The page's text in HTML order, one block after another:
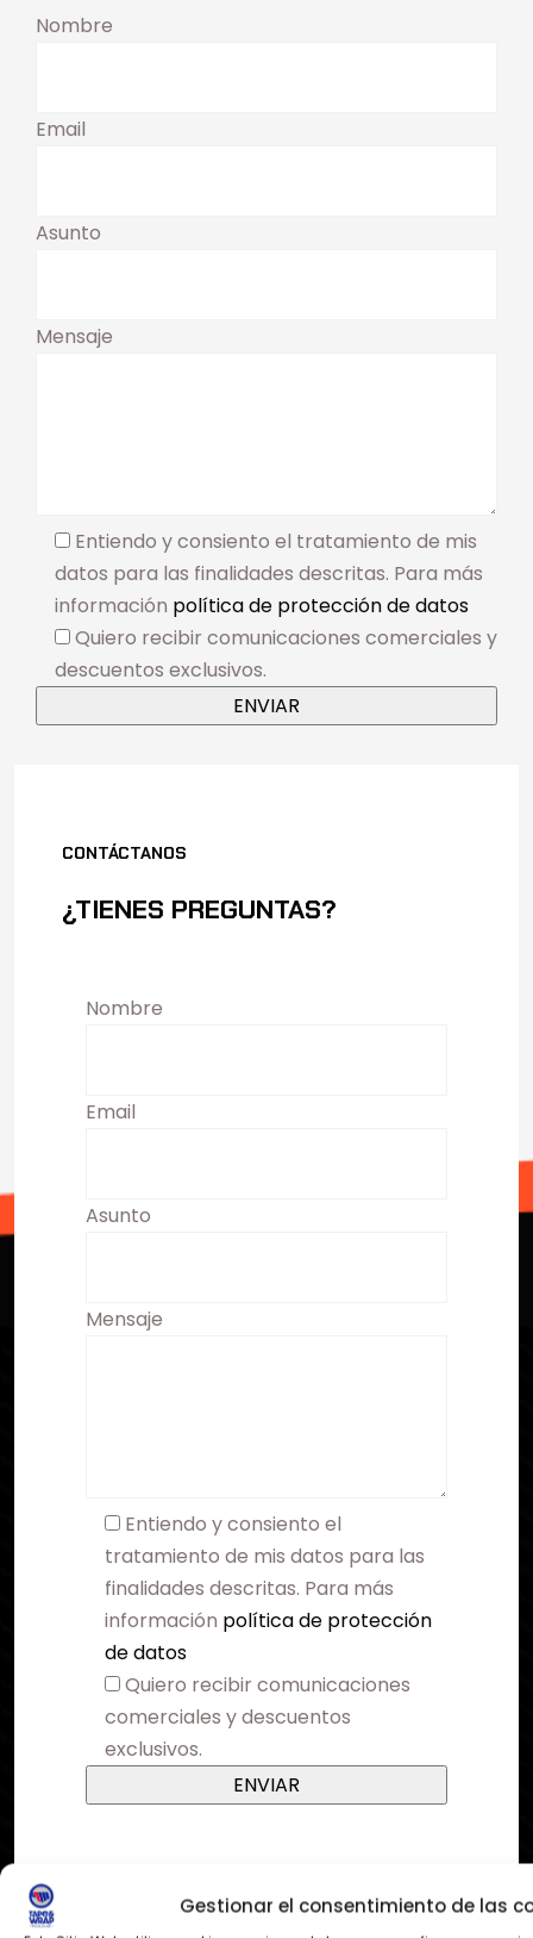
Gestionar el consentimiento de las
Nombre
Email
Asunto
Mensaje
Entiendo y consiento el tratamiento de mis
datos para las finalidades descritas. Para más
información política de protección de datos
Quiero recibir comunicaciones comerciales y
descuentos exclusivos.
CONTÁCTANOS
¿TIENES PREGUNTAS?
Nombre
Email
Asunto
Mensaje
Entiendo y consiento el
tratamiento de mis datos para las
finalidades descritas. Para más
información política de protección
de datos
Quiero recibir comunicaciones
comerciales y descuentos
exclusivos.